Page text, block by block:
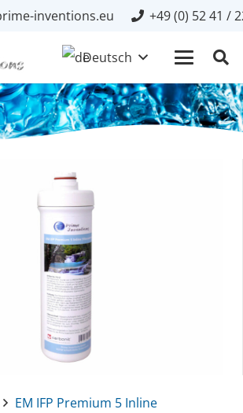
inventions.eu +49 (0) 52 41 /
Deutsch
EM IFP Premium 5 Inline